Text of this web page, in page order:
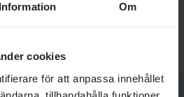
Information Om
cookies
för att anpassa innehållet
med god dryck